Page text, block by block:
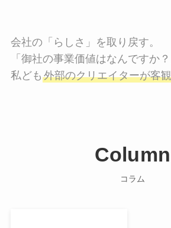
会社の「らしさ」を取り戻す。
「御社の事業価値はなんですか
私ども 外部のクリエイターが客
Column
コラム